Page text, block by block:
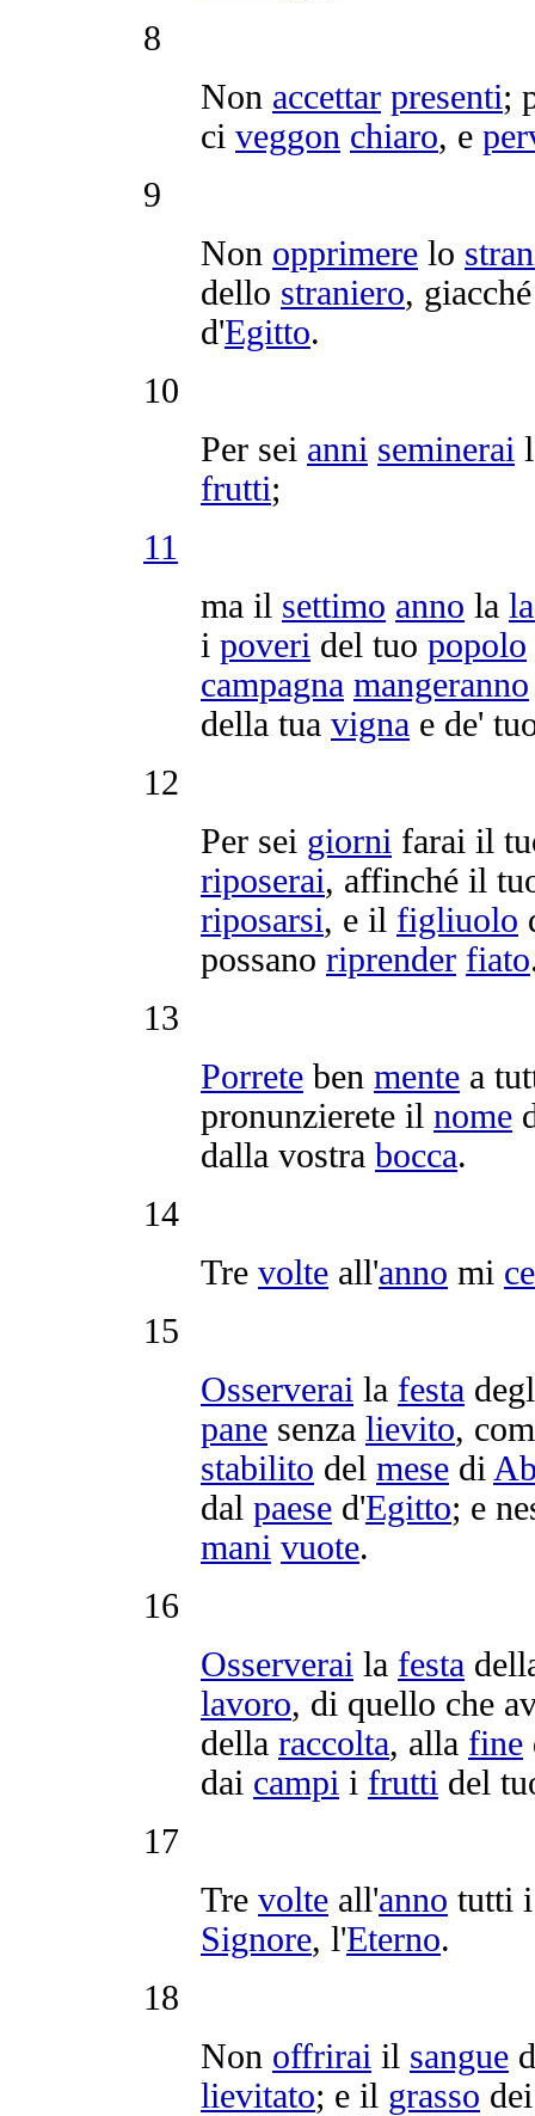
8
Non accettar presenti;
ci veggon chiaro, e
9
Non opprimere lo
dello straniero,
d'Egitto.
10
Per sei anni seminerai
frutti;
11
ma il settimo anno la
i poveri del tuo popolo
campagna mangeranno
della tua vigna e de'
12
Per sei giorni farai il
riposerai, affinché il
riposarsi, e il figliuolo
possano riprender fiato
13
Porrete ben mente a
pronunzierete il nome
dalla vostra bocca.
14
Tre volte all'anno mi
15
Osserverai la festa
pane senza lievito,
stabilito del mese di
dal paese d'Egitto; e
mani vuote.
16
Osserverai la festa
lavoro, di quello che
della raccolta, alla fine
dai campi i frutti del
17
Tre volte all'anno tutti
Signore, l'Eterno.
18
Non offrirai il sangue
lievitato; e il grasso